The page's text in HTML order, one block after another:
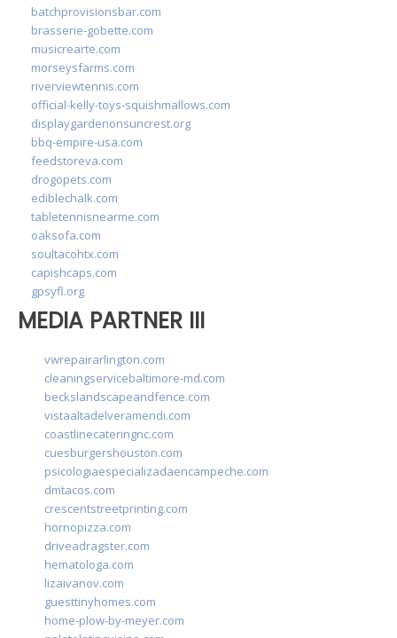
batchprovisionsbar.com
brasserie-gobette.com
musicrearte.com
morseysfarms.com
riverviewtennis.com
official-kelly-toys-squishmallows.com
displaygardenonsuncrest.org
bbq-empire-usa.com
feedstoreva.com
drogopets.com
ediblechalk.com
tabletennisnearme.com
oaksofa.com
soultacohtx.com
capishcaps.com
gpsyfl.org
MEDIA PARTNER III
vwrepairarlington.com
cleaningservicebaltimore-md.com
beckslandscapeandfence.com
vistaaltadelveramendi.com
coastlinecateringnc.com
cuesburgershouston.com
psicologiaespecializadaencampeche.com
dmtacos.com
crescentstreetprinting.com
hornopizza.com
driveadragster.com
hematologa.com
lizaivanov.com
guesttinyhomes.com
home-plow-by-meyer.com